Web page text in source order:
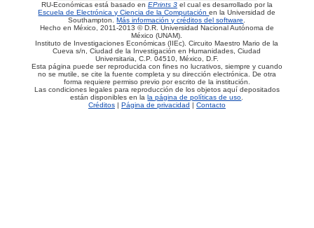
RU-Económicas está basado en EPrints 3 el cual es desarrollado por la
Escuela de Electrónica y Ciencia de la Computaciónen la Universidad de
Southampton.Más información y créditos del software.
Hecho en México, 2011-2013 © D.R. Universidad Nacional Autónoma de
México (UNAM).
Instituto de Investigaciones Económicas (IIEc). Circuito Maestro Mario de la
Cueva s/n, Ciudad de la Investigación en Humanidades, Ciudad
Universitaria, C.P. 04510, México, D.F.
Esta página puede ser reproducida con fines no lucrativos, siempre y cuando
no se mutile, se cite la fuente completa y su dirección electrónica. De otra
forma requiere permiso previo por escrito de la institución.
Las condiciones legales para reproducción de los objetos aquí depositados
están disponibles en lala página de políticas de uso.
Créditos| Página de privacidad | Contacto